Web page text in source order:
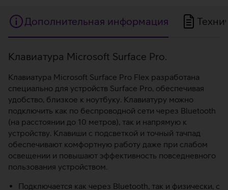
Дополнительная информация
Дополнительная
информация
Клавиатура Microsoft Surface Pro.
Клавиатура Microsoft Surface Pro Flex разработана
специально для устройств Surface Pro, обеспечивая
удобство, близкое к ноутбуку. Клавиатуру можно
подключить как по беспроводной сети через Bluetooth
(на расстоянии до 10 метров), так и напрямую к
устройству. Клавиши с подсветкой и точный тачпад
обеспечивают комфортную работу даже при слабом
освещении и повышают эффективность повседневного
пользования устройством.
Подключается как через Bluetooth, так и физически, с